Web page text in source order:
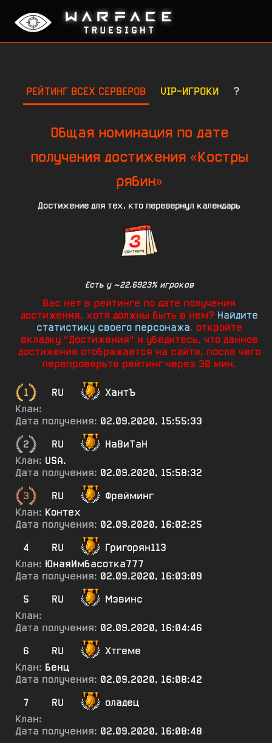
РЕЙТИНГ ВСЕХ СЕРВЕРОВ VIP-ИГРОКИ ?
Общая номинация по дате
получения достижения «Костры
рябин»
Достижение для тех, кто перевернул календарь
Есть у ~22.6923% игроков
Вас нет в рейтинге по дате получения
достижения, хотя должны быть в нем? Найдите
статистику своего персонажа, откройте
вкладку "Достижения" и убедитесь, что данное
достижение отображается на сайте, после чего
перепроверьте рейтинг через 30 мин.
1 RU
ХантЪ
Клан:
Дата получения: 02.09.2020, 15:55:33
2
RU
НаВиТаН
Клан: USA.
Дата получения: 02.09.2020, 15:58:32
3
RU
Фрейминг
Клан: Контех
Дата получения: 02.09.2020, 16:02:25
4
RU
Григорян113
Клан: ЮнаяИмбасотка777
Дата получения: 02.09.2020, 16:03:09
5
RU
Мэвинс
Клан:
Дата получения: 02.09.2020, 16:04:46
6
RU
Хтгеме
Клан: Бенц
Дата получения: 02.09.2020, 16:08:42
7
RU
оладец
Клан:
Дата получения: 02.09.2020, 16:08:48